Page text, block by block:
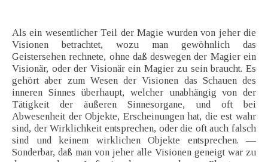
Als ein wesentlicher Teil der Magie wurden von jeher die
Visionen betrachtet, wozu man gewöhnlich das
Geistersehen rechnete, ohne daß deswegen der Magier ein
Visionär, oder der Visionär ein Magier zu sein braucht. Es
gehört aber zum Wesen der Visionen das Schauen des
inneren Sinnes überhaupt, welcher unabhängig von der
Tätigkeit der äußeren Sinnesorgane, und oft bei
Abwesenheit der Objekte, Erscheinungen hat, die est wahr
sind, der Wirklichkeit entsprechen, oder die oft auch falsch
sind und keinem wirklichen Objekte entsprechen. —
Sonderbar, daß man von jeher alle Visionen geneigt war zu